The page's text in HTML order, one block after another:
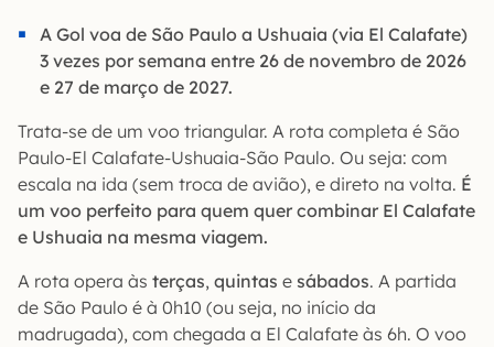
A Gol voa de São Paulo a Ushuaia (via El Calafate)
3 vezes por semana entre 26 de novembro de 2026
e 27 de março de 2027.
Trata-se de um voo triangular. A rota completa é São
Paulo-El Calafate-Ushuaia-São Paulo. Ou seja: com
escala na ida (sem troca de avião), e direto na volta. É
um voo perfeito para quem quer combinar El Calafate
e Ushuaia na mesma viagem.
A rota opera às terças, quintas e sábados. A partida
de São Paulo é à 0h10 (ou seja, no início da
madrugada), com chegada a El Calafate às 6h. O voo